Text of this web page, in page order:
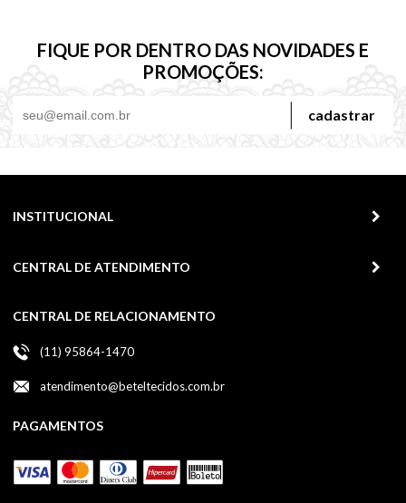
FIQUE POR DENTRO DAS NOVIDADES E
PROMOÇÕES:
cadastrar
INSTITUCIONAL
CENTRAL DE ATENDIMENTO
CENTRAL DE RELACIONAMENTO
(11) 95864-1470
atendimento@beteltecidos.com.br
PAGAMENTOS